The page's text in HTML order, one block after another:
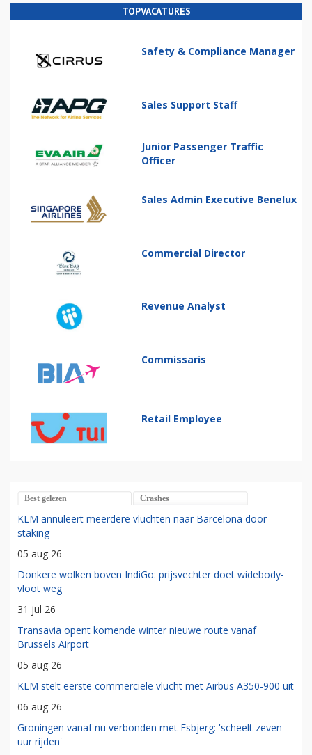
TOPVACATURES
Safety & Compliance Manager
Sales Support Staff
Junior Passenger Traffic
Officer
Sales Admin Executive Benelux
Commercial Director
Revenue Analyst
Commissaris
Retail Employee
Best gelezen Crashes
KLM annuleert meerdere vluchten naar Barcelona door
staking
05 aug 26
Donkere wolken boven IndiGo: prijsvechter doet widebody-
vloot weg
31 jul 26
Transavia opent komende winter nieuwe route vanaf
Brussels Airport
05 aug 26
KLM stelt eerste commerciële vlucht met Airbus A350-900 uit
06 aug 26
Groningen vanaf nu verbonden met Esbjerg: 'scheelt zeven
uur rijden'